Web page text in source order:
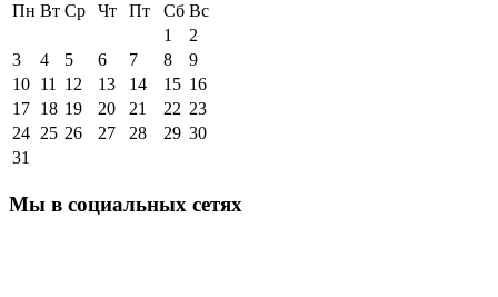
Пн Вт Ср Чт Пт Сб Вс
1
2
3
4 5 6 7 8
9
10 11 12 13 14 15 16
17 18 19 20 21 22 23
24 25 26 27 28 29 30
31
Мы в социальных сетях